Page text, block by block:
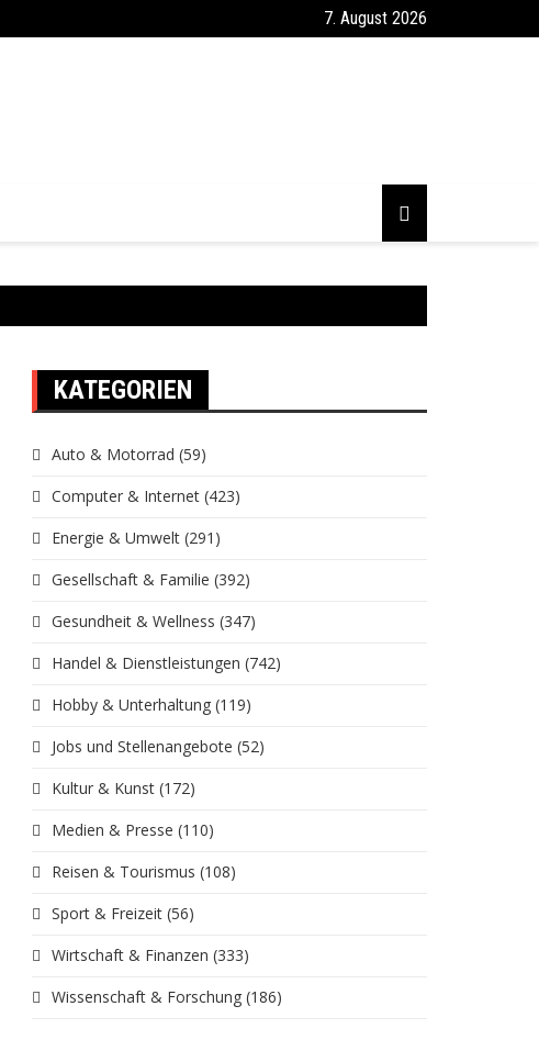
7. August 2026
KATEGORIEN
Auto & Motorrad (59)
Computer & Internet (423)
Energie & Umwelt (291)
Gesellschaft & Familie (392)
Gesundheit & Wellness (347)
Handel & Dienstleistungen (742)
Hobby & Unterhaltung (119)
Jobs und Stellenangebote (52)
Kultur & Kunst (172)
Medien & Presse (110)
Reisen & Tourismus (108)
Sport & Freizeit (56)
Wirtschaft & Finanzen (333)
Wissenschaft & Forschung (186)